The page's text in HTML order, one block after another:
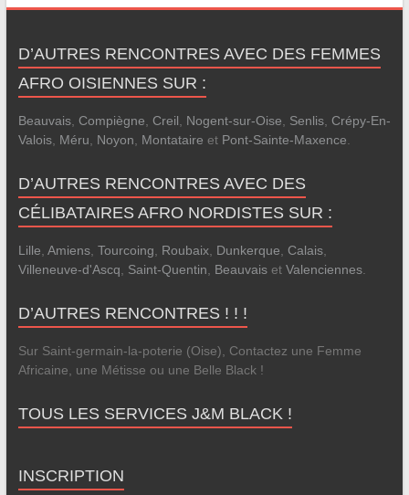
D’AUTRES RENCONTRES AVEC DES FEMMES
AFRO OISIENNES SUR :
Beauvais, Compiègne Creil Nogent-sur-Oise Senlis, Crépy-En-
Valois, Méru Noyon Montataire et Pont-Sainte-Maxence
D’AUTRES RENCONTRES AVEC DES
CÉLIBATAIRES AFRO NORDISTES SUR :
Lille Amiens, Tourcoing Roubaix, Dunkerque Calais,
Villeneuve-d'Ascq
Saint-Quentin Beauvaiset Valenciennes.
D’AUTRES RENCONTRES ! ! !
Sur Saint-germain-la-poterie (Oise), Contactez une Femme
Africaine, une Métisse ou une Belle Black !
TOUS LES SERVICES J&M BLACK !
INSCRIPTION